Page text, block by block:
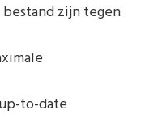
zijn tegen
to-date